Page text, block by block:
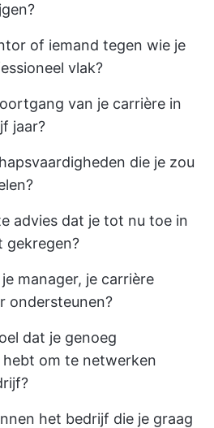
of iemand tegen wie je
vlak?
van je carrière in
jaar?
die je zou
advies dat je tot nu toe in
gekregen?
manager, je carrière
ondersteunen?
dat je genoeg
hebt om te netwerken
het bedrijf die je graag